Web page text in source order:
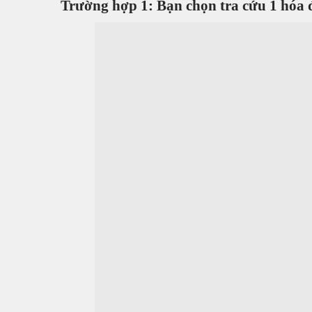
Trường hợp 1: Bạn chọn tra cứu 1 hóa